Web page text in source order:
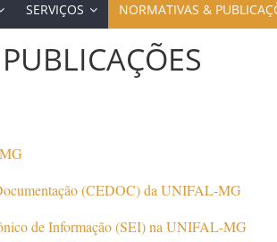
SERVIÇOS NORMATIVAS &
(CEDOC) da UNIFAL-MG
de Informação (SEI) na UNIFAL-MG